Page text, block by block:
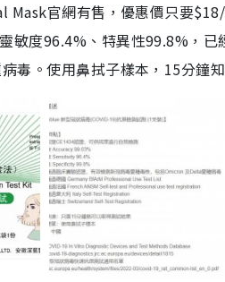
Mask官網有售，優惠價只要
敏度96.4%、特異性99.8%，
毒。使用鼻拭子樣本，15分鐘知